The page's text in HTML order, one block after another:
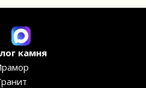
камня